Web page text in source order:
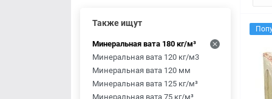
Также ищут
Минеральная вата 180 кг/м³
Минеральная вата 120 кг/м3
Минеральная вата 120 мм
Минеральная вата 125 кг/м³
Минеральная вата 75 кг/м³